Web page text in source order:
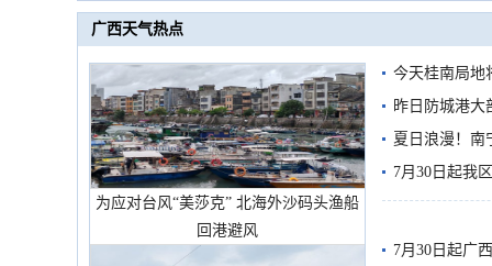
广西天气热点
为应对台风“美莎克” 北海外沙码头渔船
回港避风
今天桂南局地
需继续防范
昨日防城港大
雨
夏日浪漫！南
7月30日起我
7月30日起广